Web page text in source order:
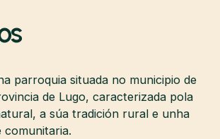
parroquia situada no municipio de
de Lugo, caracterizada pola
a súa tradición rural e unha
comunitaria.